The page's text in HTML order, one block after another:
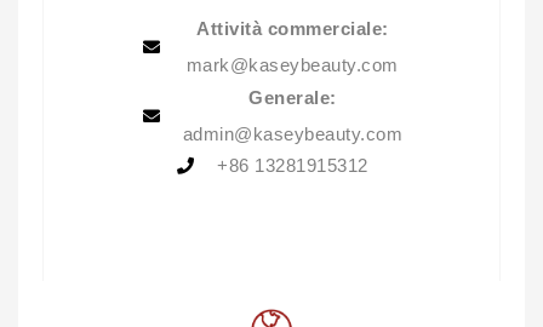
Attività commerciale:
mark@kaseybeauty.com
Generale:
admin@kaseybeauty.com
+86 13281915312